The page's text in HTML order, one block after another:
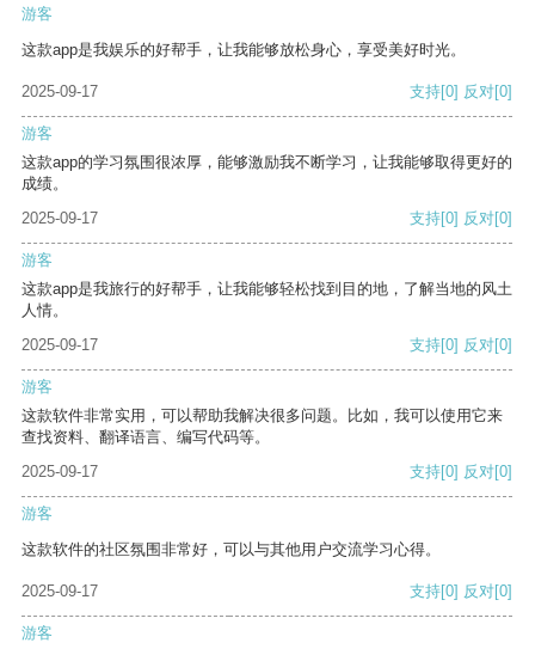
游客
这款app是我娱乐的好帮手，让我能够放松身心，享受美好时光。
2025-09-17 支持[0] 反对[0]
游客
这款app的学习氛围很浓厚，能够激励我不断学习，让我能够取得更好的
成绩。
2025-09-17
支持[0] 反对[0]
游客
这款app是我旅行的好帮手，让我能够轻松找到目的地，了解当地的风土
人情。
2025-09-17
支持[0] 反对[0]
游客
这款软件非常实用，可以帮助我解决很多问题。比如，我可以使用它来
查找资料、翻译语言、编写代码等。
2025-09-17
支持[0] 反对[0]
游客
这款软件的社区氛围非常好，可以与其他用户交流学习心得。
2025-09-17 支持[0] 反对[0]
游客